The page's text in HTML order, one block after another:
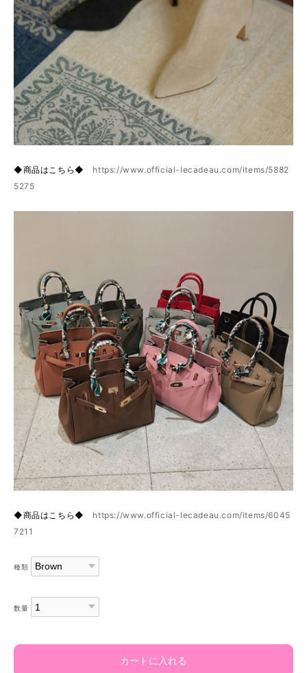
◆商品はこちら◆ https://www.official-lecadeau.com/items/5882
5275
◆商品はこちら◆ https://www.official-lecadeau.com/items/6045
7211
種類
数量
カートに入れる